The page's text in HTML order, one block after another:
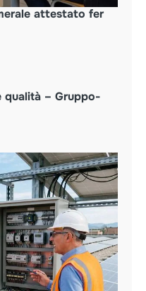
attestato fer
qualità – Gruppo-